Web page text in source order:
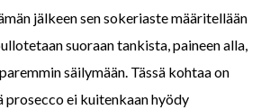
jälkeen sen sokeriaste määritellään
suoraan tankista, paineen alla,
säilymään. Tässä kohtaa on
prosecco ei kuitenkaan hyödy